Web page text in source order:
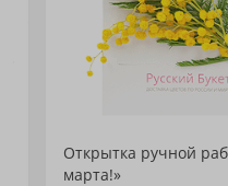
Открытка ручной
марта!»